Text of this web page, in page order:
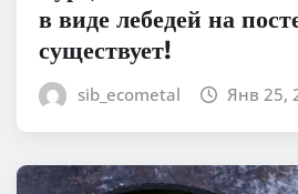
в виде лебедей на
существует!
sib_ecometal Янв 25,